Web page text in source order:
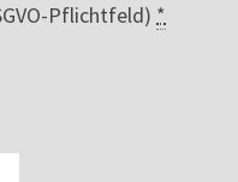
Pflichtfeld) *